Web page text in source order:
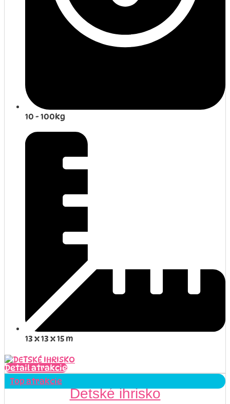
10 - 100kg
13 x 13 x 15 m
Detail atrakcie
Top atrakcie
Detské ihrisko